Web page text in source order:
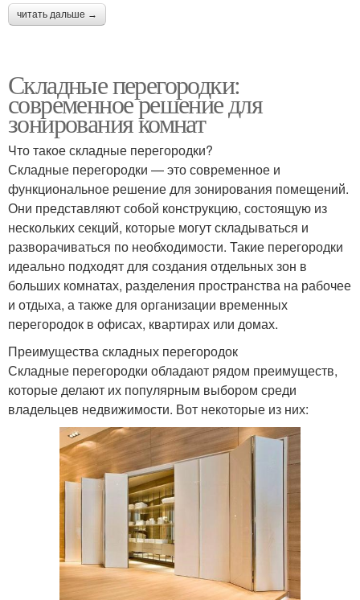
читать дальше →
Складные перегородки:
современное решение для
зонирования комнат
Что такое складные перегородки?
Складные перегородки — это современное и
функциональное решение для зонирования помещений.
Они представляют собой конструкцию, состоящую из
нескольких секций, которые могут складываться и
разворачиваться по необходимости. Такие перегородки
идеально подходят для создания отдельных зон в
больших комнатах, разделения пространства на рабочее
и отдыха, а также для организации временных
перегородок в офисах, квартирах или домах.
Преимущества складных перегородок
Складные перегородки обладают рядом преимуществ,
которые делают их популярным выбором среди
владельцев недвижимости. Вот некоторые из них: